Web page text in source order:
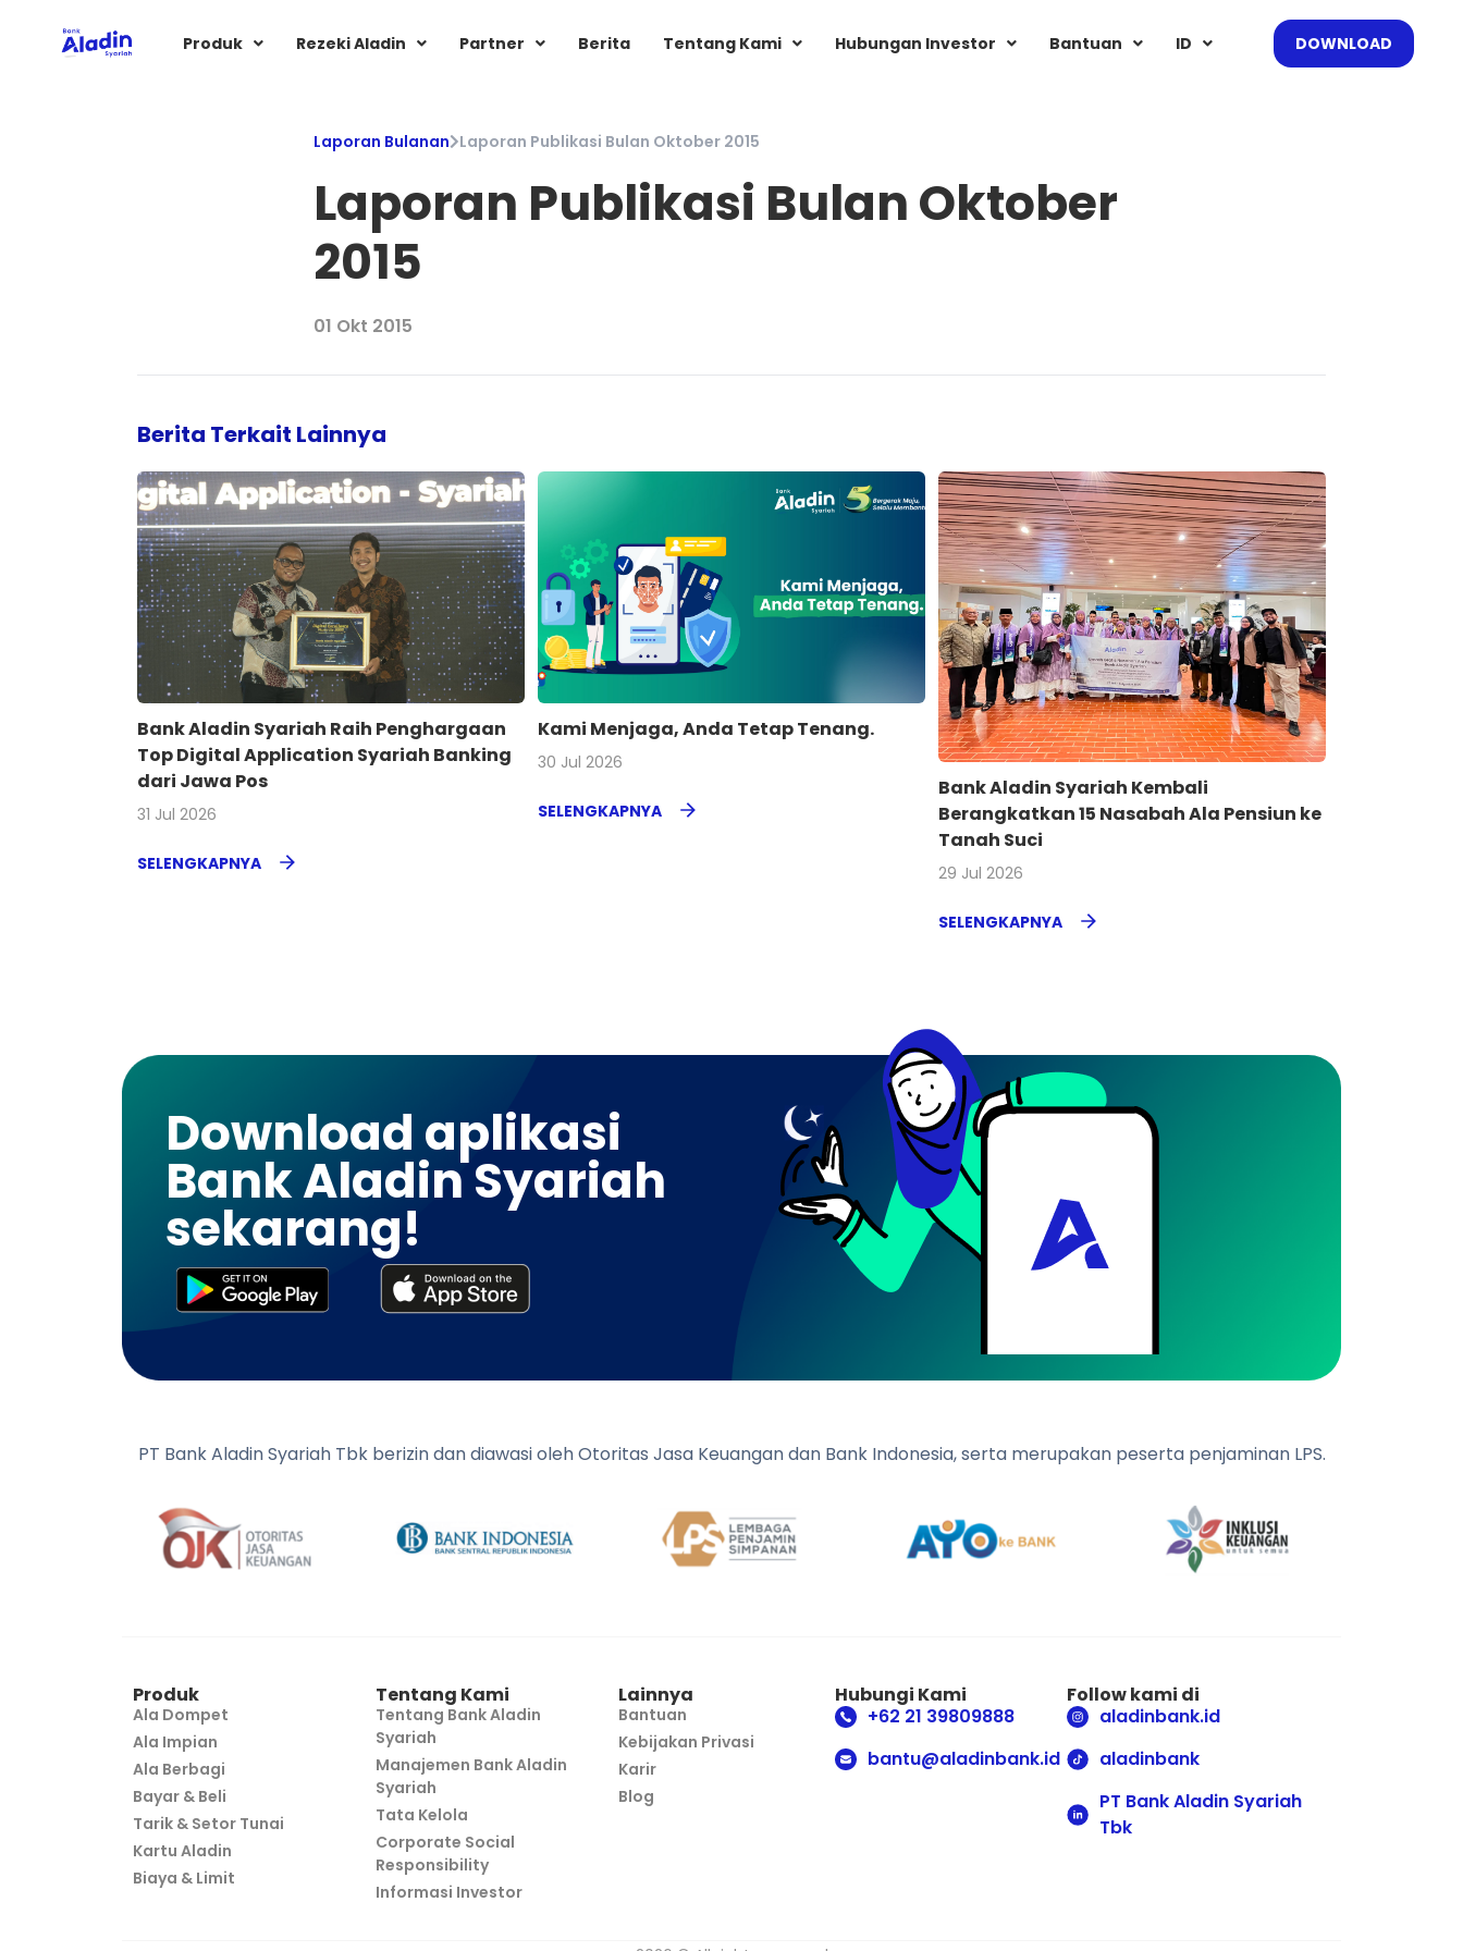
Produk Rezeki Aladin Partner Berita Tentang Kami Hubungan Investor Bantuan ID DOWNLOAD
Laporan Bulanan Laporan Publikasi Bulan Oktober 2015
Laporan Publikasi Bulan Oktober
2015
01 Okt 2015
Berita Terkait Lainnya
Bank Aladin Syariah Raih Penghargaan
Top Digital Application Syariah Banking
dari Jawa Pos
31 Jul 2026
SELENGKAPNYA
Kami Menjaga, Anda Tetap Tenang.
30 Jul 2026
SELENGKAPNYA
Bank Aladin Syariah Kembali
Berangkatkan 15 Nasabah Ala Pensiun ke
Tanah Suci
29 Jul 2026
SELENGKAPNYA
Download aplikasi
Bank Aladin Syariah
sekarang!
PT Bank Aladin Syariah Tbk berizin dan diawasi oleh Otoritas Jasa Keuangan dan Bank Indonesia, serta merupakan peserta penjaminan LPS.
Produk
Ala Dompet
Ala Impian
Ala Berbagi
Bayar & Beli
Tarik & Setor Tunai
Kartu Aladin
Biaya & Limit
Tentang Kami
Tentang Bank Aladin
Syariah
Manajemen Bank Aladin
Syariah
Tata Kelola
Corporate Social
Responsibility
Informasi Investor
Lainnya
Bantuan
Kebijakan Privasi
Karir
Blog
Hubungi Kami
+62 21 39809888
bantu@aladinbank.id
Follow kami di
aladinbank.id
aladinbank
PT Bank Aladin Syariah
Tbk